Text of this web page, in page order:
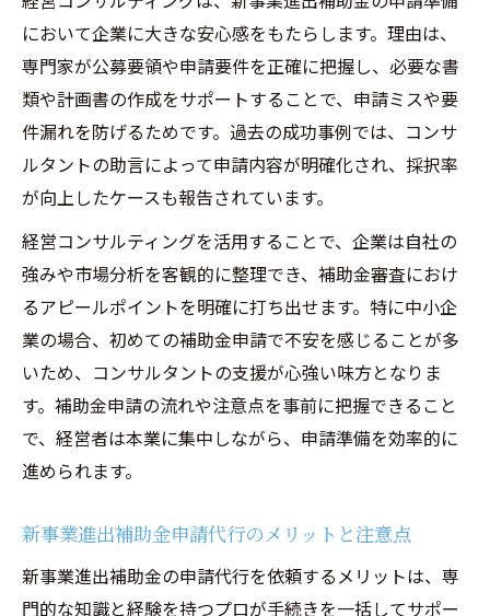
において企業に大きな安心感をもたらします。理由は、
専門家が公募要領や申請要件を正確に把握し、必要な書
類や計画書の作成をサポートすることで、申請ミスや要
件漏れを防げるためです。過去の成功事例では、コンサ
ルタントの助言によって申請内容が明確化され、採択率
が向上したケースも報告されています。
経営コンサルティングを活用することで、企業は自社の
強みや市場分析を客観的に整理でき、補助金審査におけ
るアピールポイントを明確に打ち出せます。特に中小企
業の場合、初めての補助金申請で不安を感じることが多
いため、コンサルタントの支援が心強い味方となりま
す。補助金申請の流れや注意点を事前に把握できること
で、経営者は本業に集中しながら、申請準備を効率的に
進められます。
新事業進出補助金申請代行のメリットと注意点
新事業進出補助金の申請代行を依頼するメリットは、専
門的な知識と経験を持つプロが手続きを一括してサポー